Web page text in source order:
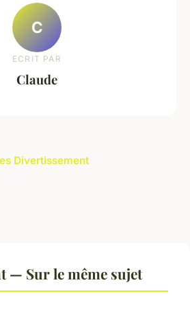
C
ECRIT PAR
Claude
Divertissement
— Sur le même sujet